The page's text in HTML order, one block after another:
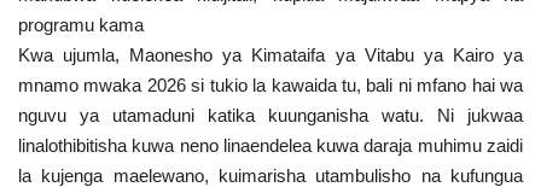
programu kama
Kwa ujumla, Maonesho ya Kimataifa ya Vitabu ya Kairo ya
mnamo mwaka 2026 si tukio la kawaida tu, bali ni mfano hai wa
nguvu ya utamaduni katika kuunganisha watu. Ni jukwaa
linalothibitisha kuwa neno linaendelea kuwa daraja muhimu zaidi
la kujenga maelewano, kuimarisha utambulisho na kufungua